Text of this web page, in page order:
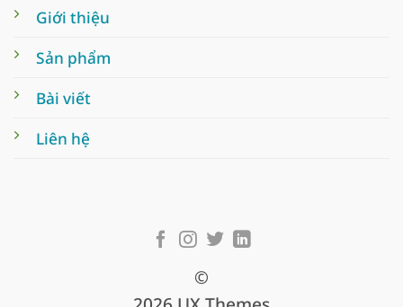
Giới thiệu
Sản phẩm
Bài viết
Liên hệ
©